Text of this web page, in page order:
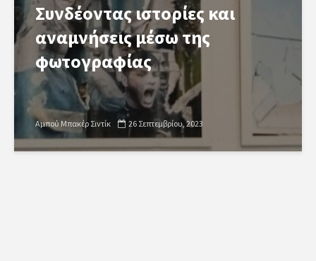
Συνδέοντας ιστορίες και
αναμνήσεις μέσω της
φωτογραφίας
Αμπού Μπακέρ Σιντίκ 26 Σεπτεμβρίου, 2023